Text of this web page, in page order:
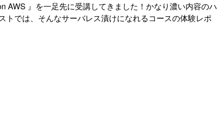
AWS 』を一足先に受講してきました！かなり濃い内容のハ
では、そんなサーバレス漬けになれるコースの体験レポ